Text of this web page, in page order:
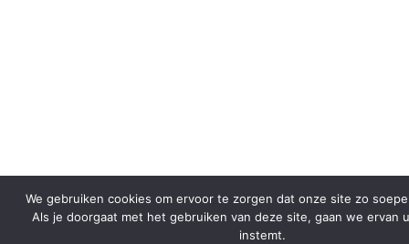
We gebruiken cookies om ervoor te zorgen dat onze site zo
Als je doorgaat met het gebruiken van deze site, gaan we ervan
instemt.